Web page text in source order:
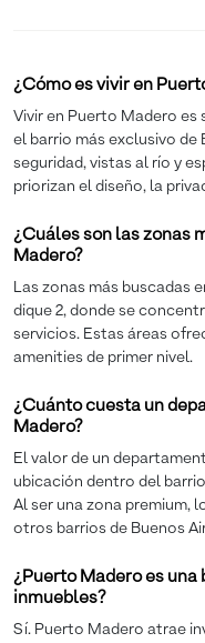
¿Cómo es vivir en
Vivir en Puerto Madero es
el barrio más exclusivo de
seguridad, vistas al río y
priorizan el diseño, la
¿Cuáles son las zonas
Madero?
Las zonas más buscadas
dique 2, donde se
servicios. Estas áreas
amenities de primer nivel.
¿Cuánto cuesta un
Madero?
El valor de un
ubicación dentro del
Al ser una zona premium,
otros barrios de Buenos
¿Puerto Madero es una
inmuebles?
Sí. Puerto Madero atrae